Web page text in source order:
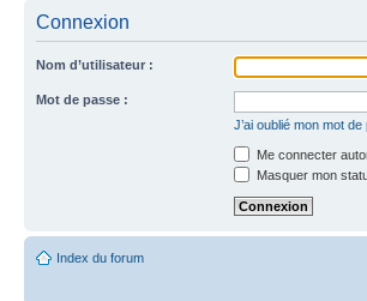
Connexion
Nom d’utilisateur :
Mot de passe :
J’ai oublié mon mot
Me connecter
Masquer mon
Index du forum